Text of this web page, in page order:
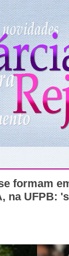
formam
na UFPB: